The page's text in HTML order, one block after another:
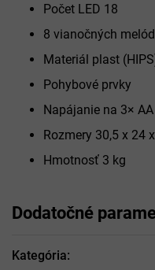
Počet LED 18
8 vianočných
Materiál plast
Pohybové prvky
Napájanie na 3×
Rozmery 30,5 x 24
Hmotnosť 3 kg
Dodatočné
Kategória: